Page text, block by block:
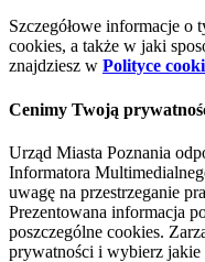
Szczegółowe informacje
cookies, a także w jaki
znajdziesz w Polityce
Cenimy Twoją
Urząd Miasta Poznania
Informatora
uwagę na przestrzeganie
Prezentowana informacja
poszczególne cookies.
prywatności i wybierz jakie